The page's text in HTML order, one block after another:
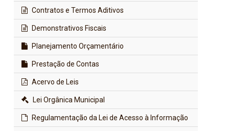
Contratos e Termos Aditivos
Demonstrativos Fiscais
Planejamento Orçamentário
Prestação de Contas
Acervo de Leis
Lei Orgânica Municipal
Regulamentação da Lei de Acesso à Informação